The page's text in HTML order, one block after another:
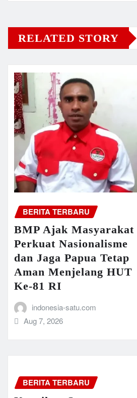
RELATED STORY
BERITA TERBARU
BMP Ajak Masyarakat
Perkuat Nasionalisme
dan Jaga Papua Tetap
Aman Menjelang HUT
Ke-81 RI
indonesia-satu.com
Aug 7, 2026
BERITA TERBARU